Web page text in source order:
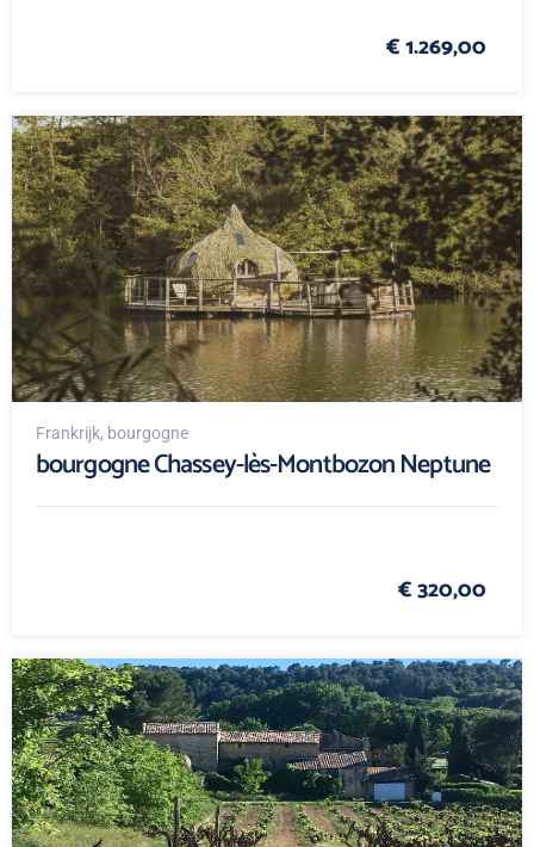
€ 1.269,00
Frankrijk, bourgogne
bourgogne Chassey-lès-Montbozon Neptune
€ 320,00